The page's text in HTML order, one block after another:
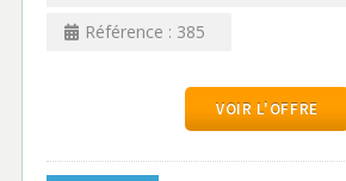
Référence : 385
VOIR L'OFFRE